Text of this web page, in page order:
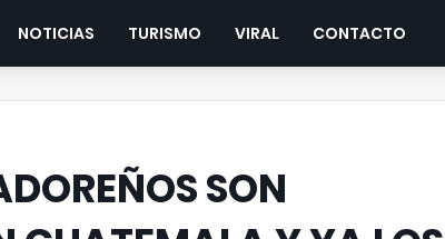
NOTICIAS TURISMO VIRAL CONTACTO
SON